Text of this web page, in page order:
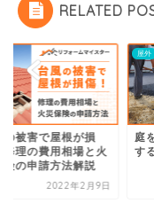
RELATED
の被害で屋根が損
修理の費用相場と火
険の申請方法解説
2022年2月9日
屋外
庭
す